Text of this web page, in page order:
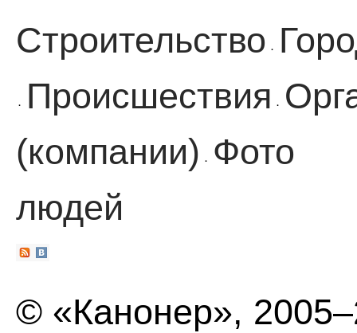
Строительство ·
· Происшествия ·
(компании)
·
Фото
людей
© «Канонер»,